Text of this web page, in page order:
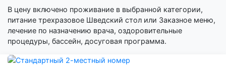
В цену включено проживание в выбранной категории,
питание трехразовое Шведский стол или Заказное меню,
лечение по назначению врача, оздоровительные
процедуры, бассейн, досуговая программа.